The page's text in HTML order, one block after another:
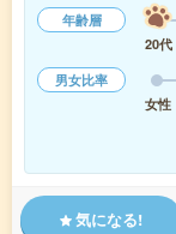
年齢層
20代
男女比率
女性
気になる!